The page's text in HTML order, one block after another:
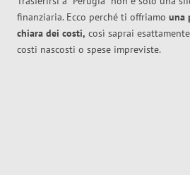
finanziaria. Ecco perché ti offriamo una
chiara dei costi, così saprai
costi nascosti o spese impreviste.